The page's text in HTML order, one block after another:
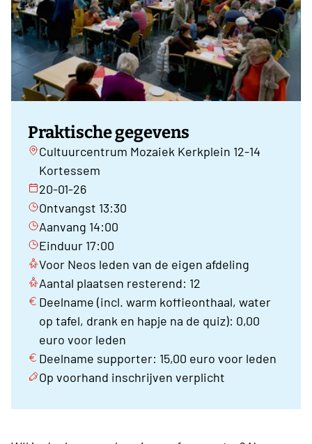
Praktische gegevens
Cultuurcentrum Mozaiek Kerkplein 12-14
Kortessem
20-01-26
Ontvangst 13:30
Aanvang 14:00
Einduur 17:00
Voor Neos leden van de eigen afdeling
Aantal plaatsen resterend: 12
Deelname (incl. warm koffieonthaal, water
op tafel, drank en hapje na de quiz): 0,00
euro voor leden
Deelname supporter: 15,00 euro voor leden
Op voorhand inschrijven verplicht